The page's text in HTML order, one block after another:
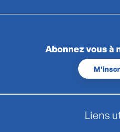
Abonnez vous à
Liens